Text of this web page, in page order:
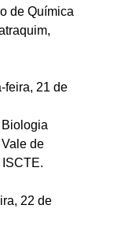
de Química
feira, 21 de
de
22 de